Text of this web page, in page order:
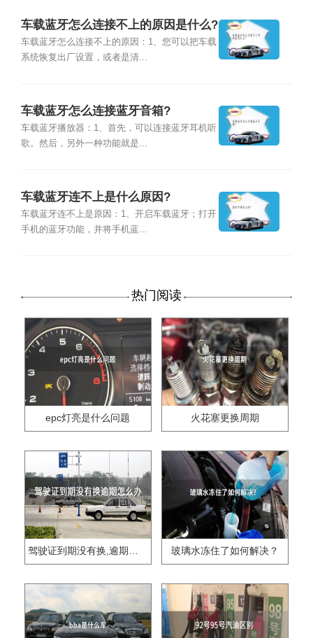
车载蓝牙怎么连接不上的原因是什么?
车载蓝牙怎么连接不上的原因：1、您可以把车载
系统恢复出厂设置，或者是清...
车载蓝牙怎么连接蓝牙音箱?
车载蓝牙播放器：1、首先，可以连接蓝牙耳机听
歌。然后，另外一种功能就是...
车载蓝牙连不上是什么原因?
车载蓝牙连不上是原因：1、开启车载蓝牙；打开
手机的蓝牙功能，并将手机蓝...
热门阅读
epc灯亮是什么问题 火花塞更换周期
驾驶证到期没有换,逾期怎么办?? 玻璃水冻住了如何解决？